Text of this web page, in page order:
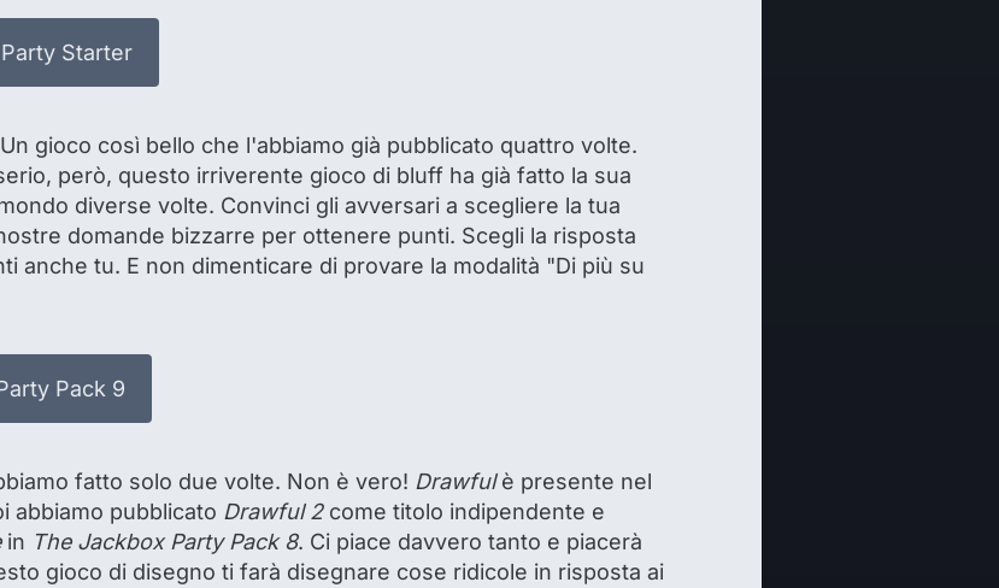
Starter
gioco così bello che l'abbiamo già pubblicato quattro volte.
però, questo irriverente gioco di bluff ha già fatto la sua
diverse volte. Convinci gli avversari a scegliere la tua
domande bizzarre per ottenere punti. Scegli la risposta
anche tu. E non dimenticare di provare la modalità "Di più su
Pack 9
fatto solo due volte. Non è vero! Drawfulè presente nel
abbiamo pubblicato Drawful 2come titolo indipendente e
in The Jackbox Party Pack 8. Ci piace davvero tanto e piacerà
gioco di disegno ti farà disegnare cose ridicole in risposta ai